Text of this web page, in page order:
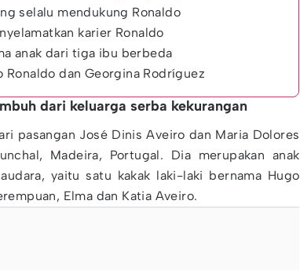
selalu mendukung Ronaldo
karier Ronaldo
anak dari tiga ibu berbeda
dan Georgina Rodríguez
dari keluarga serba kekurangan
pasangan José Dinis Aveiro dan Maria Dolores
Madeira, Portugal. Dia merupakan anak
yaitu satu kakak laki-laki bernama Hugo
Elma dan Katia Aveiro.